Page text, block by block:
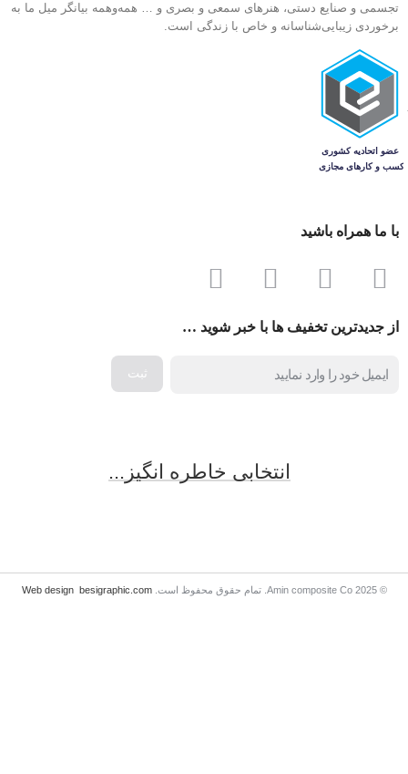
تجسمی و صنایع دستی، هنرهای سمعی و بصری و … همه‌وهمه بیانگر میل ما به
برخوردی زیبایی‌شناسانه و خاص با زندگی است.
با ما همراه باشید
از جدیدترین تخفیف ها با خبر شوید …
انتخابی خاطره انگیز...
© 2025 Amin composite Co. تمام حقوق محفوظ است. Web design besigraphic.com